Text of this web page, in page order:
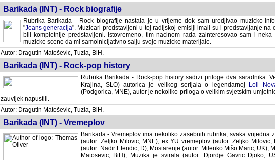
Barikada (INT) - Rock biografije
Rubrika Barikada - Rock biografije nastala je u vrijeme dok sam uredjivao muzicko-
"Jeans generacija". Muzicari predstavljeni u toj radijskoj emisiji imali su i predstavljanje na
bili kompletnije predstavljeni. Istovremeno, tim nacinom rada zainteresovao sam i
muzicke scene da mi samoinicijativno salju svoje muzicke materijale.
Autor: Dragutin Matoševic, Tuzla, BiH.
Barikada (INT) - Rock-pop history
Rubrika Barikada - Rock-pop history sadrzi priloge dva saradnika.
Krajina, SLO) autorica je velikog serijala o legendarnoj
Loli
(Podgorica, MNE), autor je nekoliko priloga o velikim svjetskim
zauvijek napustili.
Autor: Dragutin Matoševic, Tuzla, BiH.
Barikada (INT) - Vremeplov
Barikada - Vremeplov ima nekoliko zasebnih rubrika, svaka vrijedna
(autor: Zeljko Milovic, MNE), ex YU vremeplov (autor: Zeljko Milovic,
(autor: Nadir Efendic, D), Mostarenje (autor: Milenko Mišo Maric, UK),
Matosevic, BiH), Muzika je svirala (autor: Djordje Gavric Djoko,